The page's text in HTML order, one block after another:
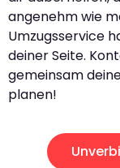
angenehm wie
Umzugsservice
deiner Seite.
gemeinsam
planen!